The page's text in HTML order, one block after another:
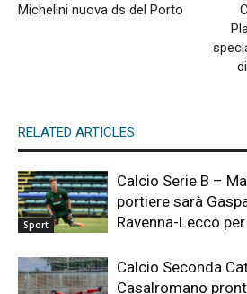
Michelini nuova ds del Porto
RELATED ARTICLES
Sport
Calcio Serie B –
portiere sarà
Ravenna-Lecco
Calcio Seconda
Casalromano